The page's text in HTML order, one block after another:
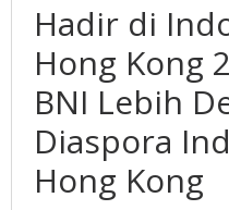
by
Hadir di
Hong Kong
BNI Lebih
Diaspora
Hong Kong